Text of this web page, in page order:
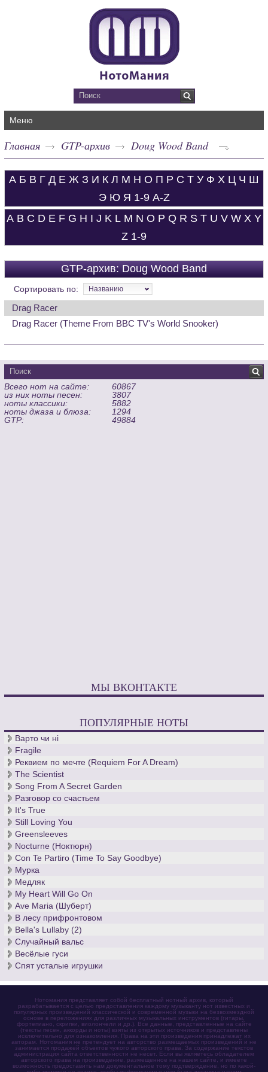
Меню
Главная GTP-архив Doug Wood Band
А Б В Г Д Е Ж З И К Л М Н О П Р С Т У Ф Х Ц Ч Ш
Э Ю Я 1-9 A-Z
A B C D E F G H I J K L M N O P Q R S T U V W X Y
Z 1-9
GTP-архив: Doug Wood Band
Сортировать по: Названию
Drag Racer
Drag Racer (Theme From BBC TV's World Snooker)
Всего нот на сайте:
60867
из них ноты песен:
3807
ноты классики:
5882
ноты джаза и блюза:
1294
GTP:
49884
МЫ ВКОНТАКТЕ
ПОПУЛЯРНЫЕ НОТЫ
Варто чи нi
Fragile
Реквием по мечте (Requiem For A Dream)
The Scientist
Song From A Secret Garden
Разговор со счастьем
It's True
Still Loving You
Greensleeves
Nocturne (Ноктюрн)
Con Te Partiro (Time To Say Goodbye)
Мурка
Медляк
My Heart Will Go On
Ave Maria (Шуберт)
В лесу прифронтовом
Bella's Lullaby (2)
Случайный вальс
Весёлые гуси
Спят усталые игрушки
Нотомания представляет собой бесплатный нотный архив, который
разрабатывается с целью предоставления каждому музыканту нот известных и
популярных произведений классической и современной музыки на безвозмездной
основе в переложениях для различных музыкальных инструментов (гитары,
фортепиано, скрипки, виолончели и др.). Все данные, представленные на сайте
(тексты песен, аккорды и ноты) взяты из открытых источников и представлены
исключительно для ознакомления. Права на эти произведения принадлежат их
авторам. Нотомания не претендует на авторство размещаемых произведений и не
занимается продажей объектов чужого авторского права. За содержание текстов
администрация сайта ответственности не несет. Если вы являетесь обладателем
авторского права на произведение, размещенное на нашем сайте, и имеете
возможность предоставить нам документальное тому подтверждение, но по какой-